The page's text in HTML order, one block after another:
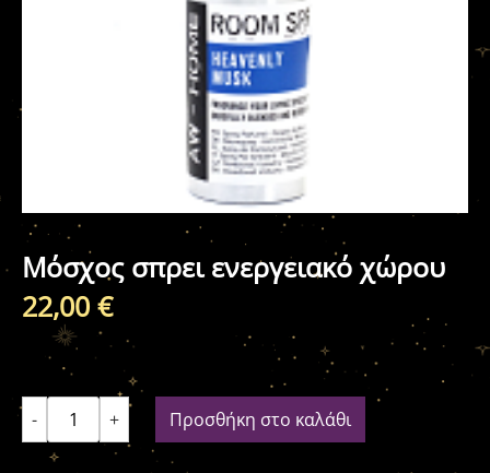
Μόσχος σπρει ενεργειακό χώρου
22,00 €
- + Προσθήκη στο καλάθι